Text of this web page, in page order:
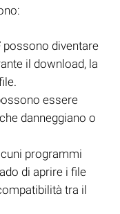
possono diventare
il download, la
essere
danneggiano o
programmi
di aprire i file
tra il